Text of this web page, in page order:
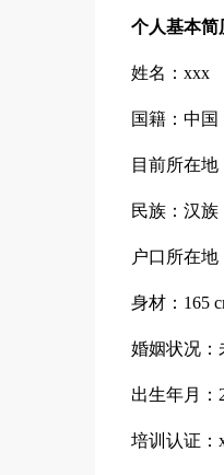
个人基本简
姓名：xxx
国籍：中国
目前所在地
民族：汉族
户口所在地
身材：165
婚姻状况：
出生年月：
培训认证：